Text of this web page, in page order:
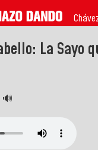
La
🔊